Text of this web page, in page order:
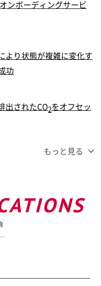
ンボーディングサービ
より状態が複雑に変化す
功
出されたCO2をオフセッ
もっと見る